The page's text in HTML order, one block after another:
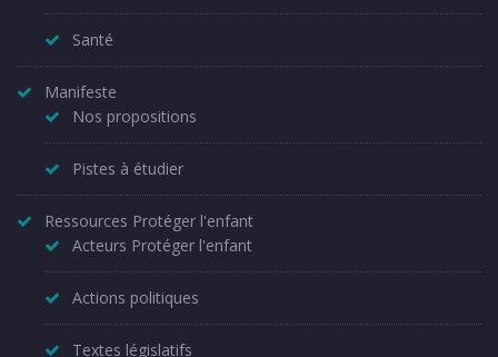
Santé
Manifeste
Nos propositions
Pistes à étudier
Ressources Protéger l'enfant
Acteurs Protéger l'enfant
Actions politiques
Textes législatifs